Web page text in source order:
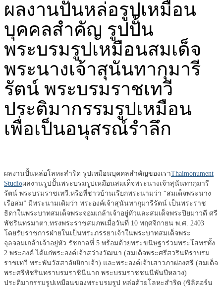
ผลงานปั้นหล่อรูปเหมือน
บุคคลสำคัญ รูปปั้น
พระบรมรูปเหมือนสมเด็จ
พระนางเจ้าสุนันทากุมารี
รัตน์ พระบรมราชเทวี
ประติมากรรมรูปเหมือน
เพื่อเป็นอนุสรณ์รำลึก
ผลงานปั้นหล่อโลหะสำริด รูปเหมือนบุคคลสำคัญของเราThaimonument
Studioผลงานรูปปั้นพระบรมรูปเหมือนสมเด็จพระนางเจ้าสุนันทากุมารี
รัตน์ พระบรมราชเทวี.หรือที่ชาวบ้านเรียกพระนามว่า “สมเด็จพระนาง
เรือล่ม” มีพระนามเดิมว่า พระองค์เจ้าสุนันทากุมารีรัตน์ เป็นพระราช
ธิดาในพระบาทสมเด็จพระจอมเกล้าเจ้าอยู่หัวและสมเด็จพระปิยมาวดี ศรี
พัชรินทรมาตา.ทรงพระราชสมภพเมื่อวันที่ 10 พฤศจิกายน พ.ศ. 2403
โดยรับราชการฝ่ายในเป็นพระภรรยาเจ้าในพระบาทสมเด็จพระ
จุลจอมเกล้าเจ้าอยู่หัว รัชกาลที่ 5 พร้อมด้วยพระขนิษฐาร่วมพระโสทรทั้ง
2 พระองค์ ได้แก่พระองค์เจ้าสว่างวัฒนา (สมเด็จพระศรีสวรินทิราบรม
ราชเทวี พระพันวัสสาอัยยิกาเจ้า) และพระองค์เจ้าเสาวภาผ่องศรี (สมเด็จ
พระศรีพัชรินทราบรมราชินีนาถ พระบรมราชชนนีพันปีหลวง)
ประติมากรรมรูปเหมือนของพระบรมรูป หล่อด้วยโลหะสำริด (ซิลิคอร์น